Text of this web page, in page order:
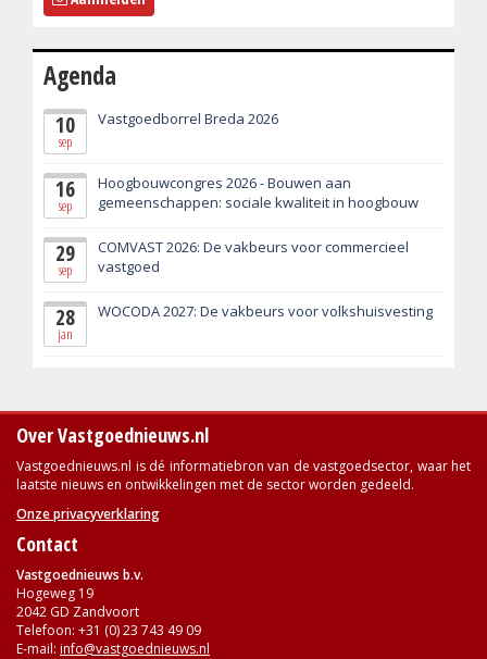
Agenda
10
sep
Vastgoedborrel Breda 2026
16
sep
Hoogbouwcongres 2026 - Bouwen aan
gemeenschappen: sociale kwaliteit in hoogbouw
29
sep
COMVAST 2026: De vakbeurs voor commercieel
vastgoed
28
jan
WOCODA 2027: De vakbeurs voor volkshuisvesting
Over Vastgoednieuws.nl
Vastgoednieuws.nl is dé informatiebron van de vastgoedsector, waar het
laatste nieuws en ontwikkelingen met de sector worden gedeeld.
Onze privacyverklaring
Contact
Vastgoednieuws b.v.
Hogeweg 19
2042 GD Zandvoort
Telefoon: +31 (0) 23 743 49 09
E-mail: info@vastgoednieuws.nl